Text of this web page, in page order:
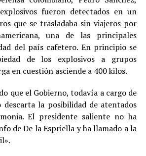
fueron detectados en un
que se trasladaba sin viajeros por
una de las principales
del país cafetero. En principio se
de los explosivos a grupos
en cuestión asciende a 400 kilos.
que el Gobierno, todavía a cargo de
descarta la posibilidad de atentados
El presidente saliente no ha
de De la Espriella y ha llamado a la